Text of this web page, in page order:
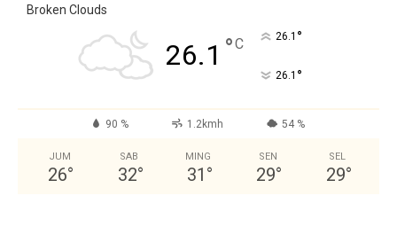
Broken Clouds
26.1 °C 26.1 °
26.1 °
90 % 1.2kmh 54 %
JUM
26°
SAB
32°
MING
31 °
SEN
29°
SEL
29°